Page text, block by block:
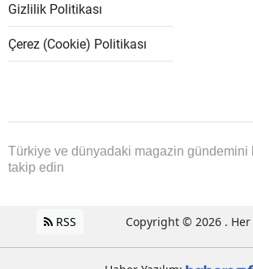
Gizlilik Politikası
Çerez (Cookie) Politikası
Türkiye ve dünyadaki magazin gündemini
takip edin
RSS Copyright © 2026 . Her